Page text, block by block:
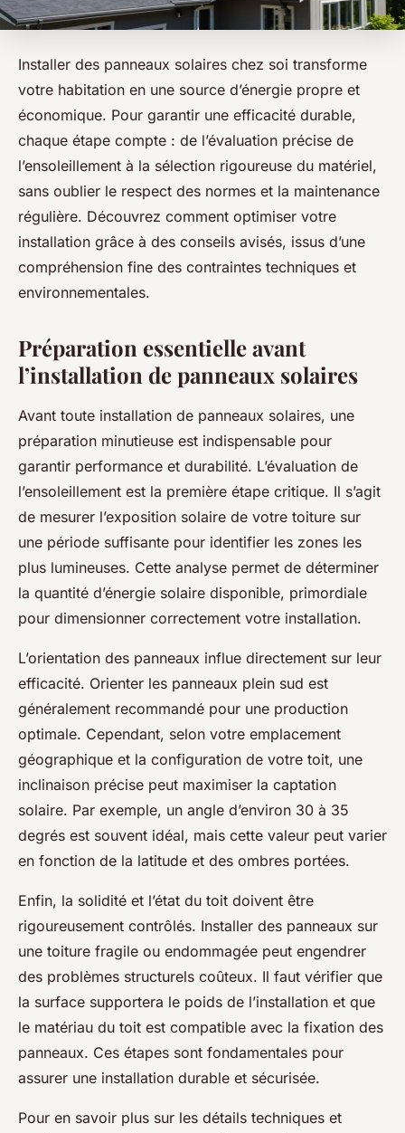
Installer des panneaux solaires chez soi transforme
votre habitation en une source d’énergie propre et
économique. Pour garantir une efficacité durable,
chaque étape compte : de l’évaluation précise de
l’ensoleillement à la sélection rigoureuse du matériel,
sans oublier le respect des normes et la maintenance
régulière. Découvrez comment optimiser votre
installation grâce à des conseils avisés, issus d’une
compréhension fine des contraintes techniques et
environnementales.
Préparation essentielle avant
l’installation de panneaux solaires
Avant toute installation de panneaux solaires, une
préparation minutieuse est indispensable pour
garantir performance et durabilité. L’évaluation de
l’ensoleillement est la première étape critique. Il s’agit
de mesurer l’exposition solaire de votre toiture sur
une période suffisante pour identifier les zones les
plus lumineuses. Cette analyse permet de déterminer
la quantité d’énergie solaire disponible, primordiale
pour dimensionner correctement votre installation.
L’orientation des panneaux influe directement sur leur
efficacité. Orienter les panneaux plein sud est
généralement recommandé pour une production
optimale. Cependant, selon votre emplacement
géographique et la configuration de votre toit, une
inclinaison précise peut maximiser la captation
solaire. Par exemple, un angle d’environ 30 à 35
degrés est souvent idéal, mais cette valeur peut varier
en fonction de la latitude et des ombres portées.
Enfin, la solidité et l’état du toit doivent être
rigoureusement contrôlés. Installer des panneaux sur
une toiture fragile ou endommagée peut engendrer
des problèmes structurels coûteux. Il faut vérifier que
la surface supportera le poids de l’installation et que
le matériau du toit est compatible avec la fixation des
panneaux. Ces étapes sont fondamentales pour
assurer une installation durable et sécurisée.
Pour en savoir plus sur les détails techniques et